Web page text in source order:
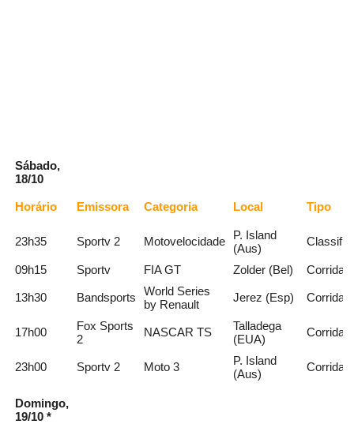
Sábado,
18/10
Horário Emissora Categoria Local Tipo
23h35 Sportv 2 Motovelocidade
P. Island
(Aus)
09h15 Sportv FIA GT Zolder (Bel) Corrida 1
13h30 Bandsports
World Series
by Renault
Jerez (Esp) Corridas
17h00
Fox Sports
2
NASCAR TS
Talladega
(EUA)
Corrida
23h00 Sportv 2 Moto 3
P. Island
(Aus)
Corrida
Domingo,
19/10 *